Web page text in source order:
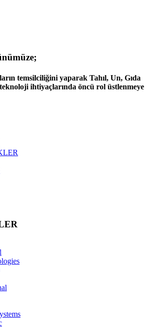
temsilciliğini yaparak Tahıl, Un, Gıda
ihtiyaçlarında öncü rol üstlenmeye